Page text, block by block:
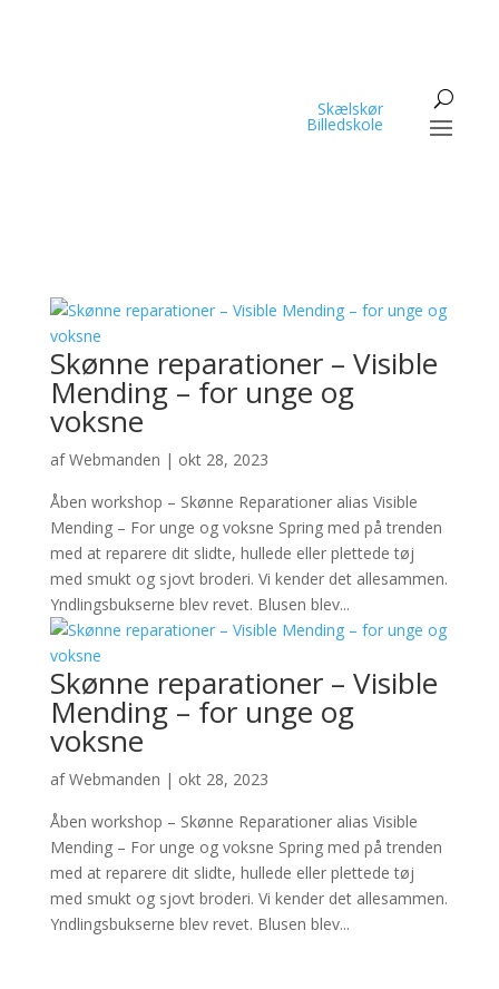
Skælskør
Billedskole
Skønne reparationer – Visible
Mending – for unge og
voksne
afWebmanden | okt 28, 2023
Åben workshop – Skønne Reparationer alias Visible
Mending – For unge og voksne Spring med på trenden
med at reparere dit slidte, hullede eller plettede tøj
med smukt og sjovt broderi. Vi kender det allesammen.
Yndlingsbukserne blev revet. Blusen blev...
Skønne reparationer – Visible
Mending – for unge og
voksne
afWebmanden | okt 28, 2023
Åben workshop – Skønne Reparationer alias Visible
Mending – For unge og voksne Spring med på trenden
med at reparere dit slidte, hullede eller plettede tøj
med smukt og sjovt broderi. Vi kender det allesammen.
Yndlingsbukserne blev revet. Blusen blev...